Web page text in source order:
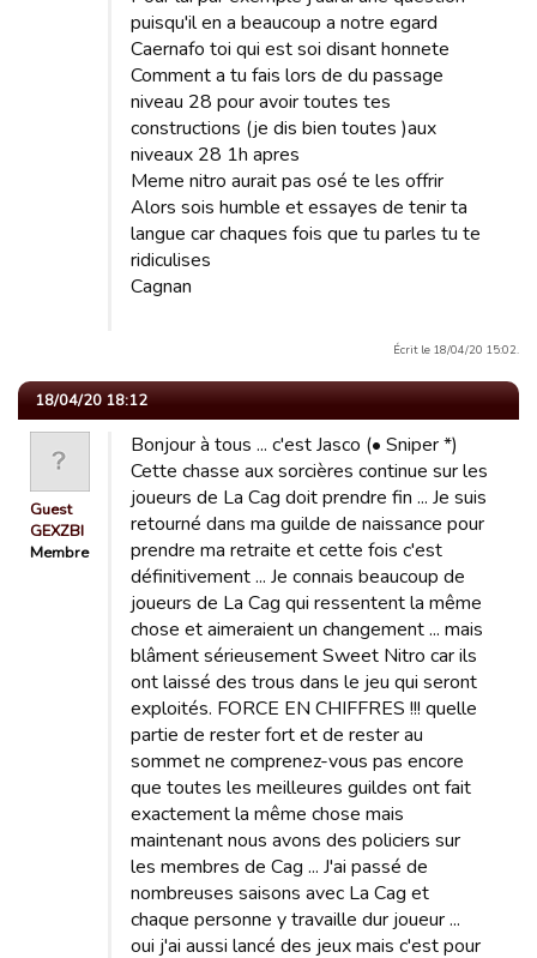
puisqu'il en a beaucoup a notre egard
Caernafo toi qui est soi disant honnete
Comment a tu fais lors de du passage
niveau 28 pour avoir toutes tes
constructions (je dis bien toutes )aux
niveaux 28 1h apres
Meme nitro aurait pas osé te les offrir
Alors sois humble et essayes de tenir ta
langue car chaques fois que tu parles tu te
ridiculises
Cagnan
Écrit le 18/04/20 15:02.
18/04/20 18:12
Guest
GEXZBI
Membre
Bonjour à tous ... c'est Jasco (• Sniper *)
Cette chasse aux sorcières continue sur les
joueurs de La Cag doit prendre fin ... Je suis
retourné dans ma guilde de naissance pour
prendre ma retraite et cette fois c'est
définitivement ... Je connais beaucoup de
joueurs de La Cag qui ressentent la même
chose et aimeraient un changement ... mais
blâment sérieusement Sweet Nitro car ils
ont laissé des trous dans le jeu qui seront
exploités. FORCE EN CHIFFRES !!! quelle
partie de rester fort et de rester au
sommet ne comprenez-vous pas encore
que toutes les meilleures guildes ont fait
exactement la même chose mais
maintenant nous avons des policiers sur
les membres de Cag ... J'ai passé de
nombreuses saisons avec La Cag et
chaque personne y travaille dur joueur ...
oui j'ai aussi lancé des jeux mais c'est pour